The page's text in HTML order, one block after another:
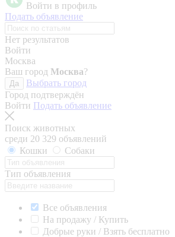
Войти в профиль
Подать объявление
Нет результатов
Войти
Москва
Ваш город Москва?
Да
Выбрать город
Город подтверждён
Войти Подать объявление
Поиск животных
среди 20 329 объявлений
Кошки
Собаки
Тип объявления
Все объявления
На продажу / Купить
Добрые руки / Взять бесплатно